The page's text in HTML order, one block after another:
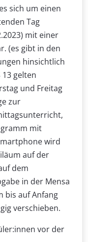
sich um einen
Tag
mit einer
(es gibt in den
hinsichtlich
gelten
und Freitag
zur
mit
wird
auf der
dem
in der Mensa
bis auf Anfang
verschieben.
vor der